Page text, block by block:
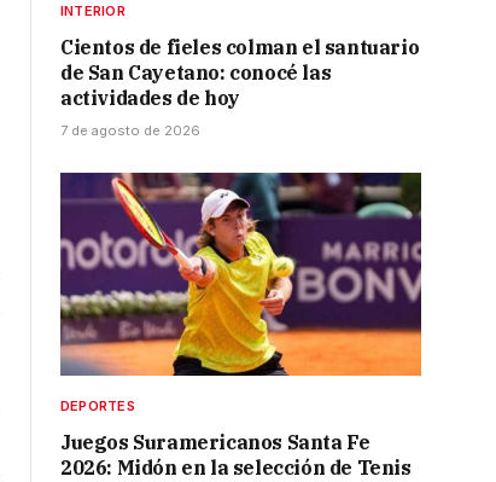
INTERIOR
Cientos de fieles colman el santuario
de San Cayetano: conocé las
actividades de hoy
7 de agosto de 2026
DEPORTES
Juegos Suramericanos Santa Fe
2026: Midón en la selección de Tenis